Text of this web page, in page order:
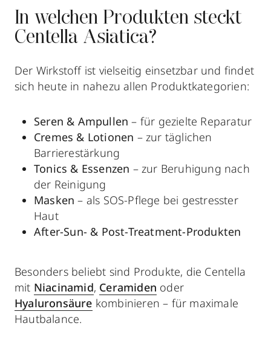
In welchen Produkten steckt
Centella Asiatica?
Der Wirkstoff ist vielseitig einsetzbar und findet
sich heute in nahezu allen Produktkategorien:
Seren & Ampullen – für gezielte Reparatur
Cremes & Lotionen – zur täglichen
Barrierestärkung
Tonics & Essenzen – zur Beruhigung nach
der Reinigung
Masken – als SOS-Pflege bei gestresster
Haut
After-Sun- & Post-Treatment-Produkten
Besonders beliebt sind Produkte, die Centella
mit Niacinamid, Ceramiden oder
Hyaluronsäure kombinieren – für maximale
Hautbalance.